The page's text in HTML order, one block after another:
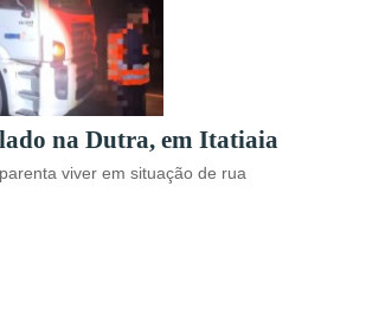
na Dutra, em Itatiaia
viver em situação de rua